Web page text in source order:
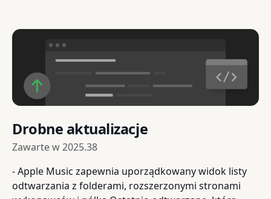
Drobne aktualizacje
Zawarte w2025.38
- Apple Music zapewnia uporządkowany widok listy
odtwarzania z folderami, rozszerzonymi stronami